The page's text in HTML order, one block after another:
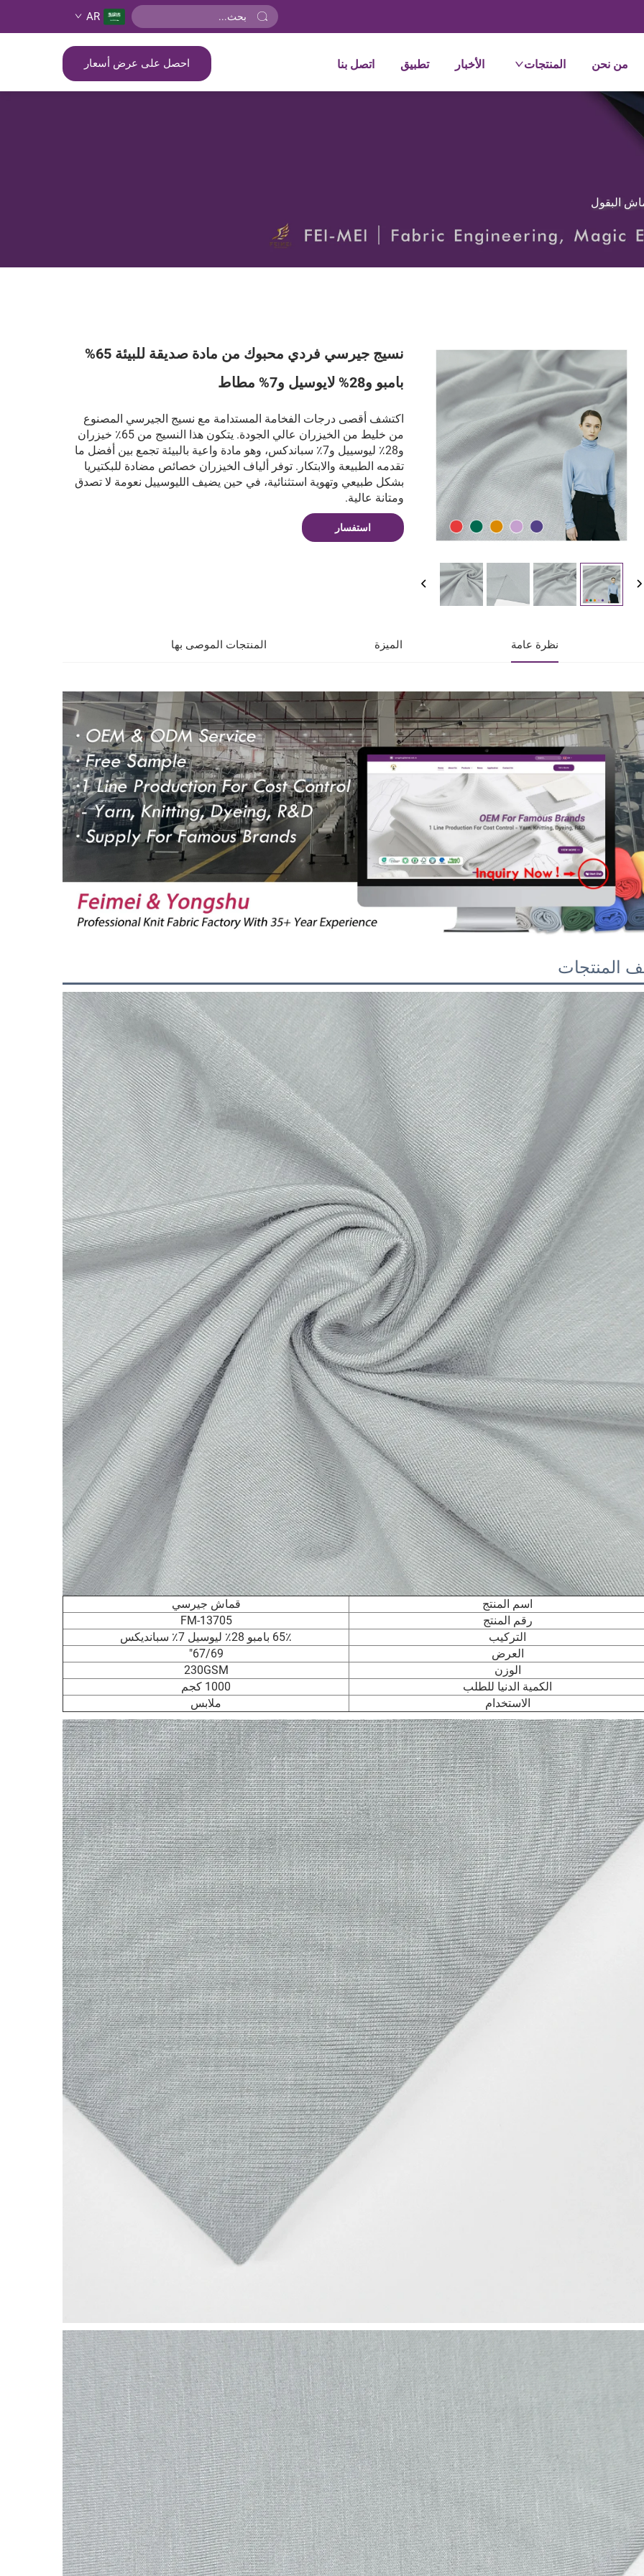
AR
من نحن المنتجات الأخبار تطبيق اتصل بنا احصل على عرض أسعار
البقول
نسيج جيرسي فردي محبوك من مادة صديقة للبيئة 65%
بامبو و28% لايوسيل و7% مطاط
اكتشف أقصى درجات الفخامة المستدامة مع نسيج الجيرسي المصنوع
من خليط من الخيزران عالي الجودة. يتكون هذا النسيج من 65٪ خيزران
و28٪ ليوسييل و7٪ سباندكس، وهو مادة واعية بالبيئة تجمع بين أفضل ما
تقدمه الطبيعة والابتكار. توفر ألياف الخيزران خصائص مضادة للبكتيريا
بشكل طبيعي وتهوية استثنائية، في حين يضيف الليوسييل نعومة لا تصدق
ومتانة عالية.
استفسار
نظرة عامة الميزة المنتجات الموصى بها
المنتجات
اسم المنتج
قماش جيرسي
رقم المنتج
FM-13705
التركيب
65٪ بامبو 28٪ ليوسيل 7٪ سبانديكس
العرض
67/69"
الوزن
230GSM
الكمية الدنيا للطلب
1000 كجم
الاستخدام
ملابس